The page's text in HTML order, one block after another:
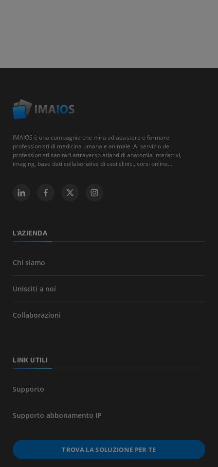
IMAIOS è una compagnia che mira ad assistere e formare
professionisti di medicina umana e animale. Al servizio dei
professionisti sanitari attraverso atlanti di anatomia interattivi,
imaging, base dati collaborativa di casi clinici, corsi online...
L'AZIENDA
Chi siamo
Unisciti a noi
Collaborazioni
LINK UTILI
Supporto
Supporto abbonamento IP
TROVA LA SOLUZIONE PER TE